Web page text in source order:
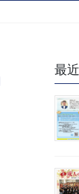
最